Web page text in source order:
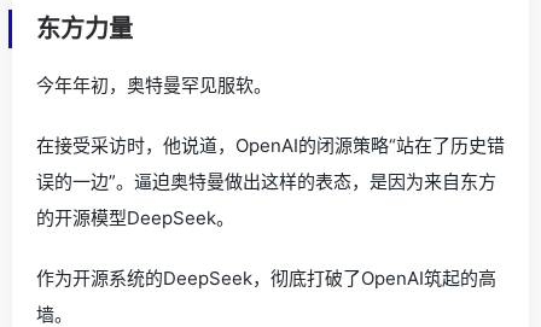
东方力量
今年年初，奥特曼罕见服软。
在接受采访时，他说道，OpenAI的闭源策略“站在了历史错
误的一边”。逼迫奥特曼做出这样的表态，是因为来自东方
的开源模型DeepSeek。
作为开源系统的DeepSeek，彻底打破了OpenAI筑起的高
墙。